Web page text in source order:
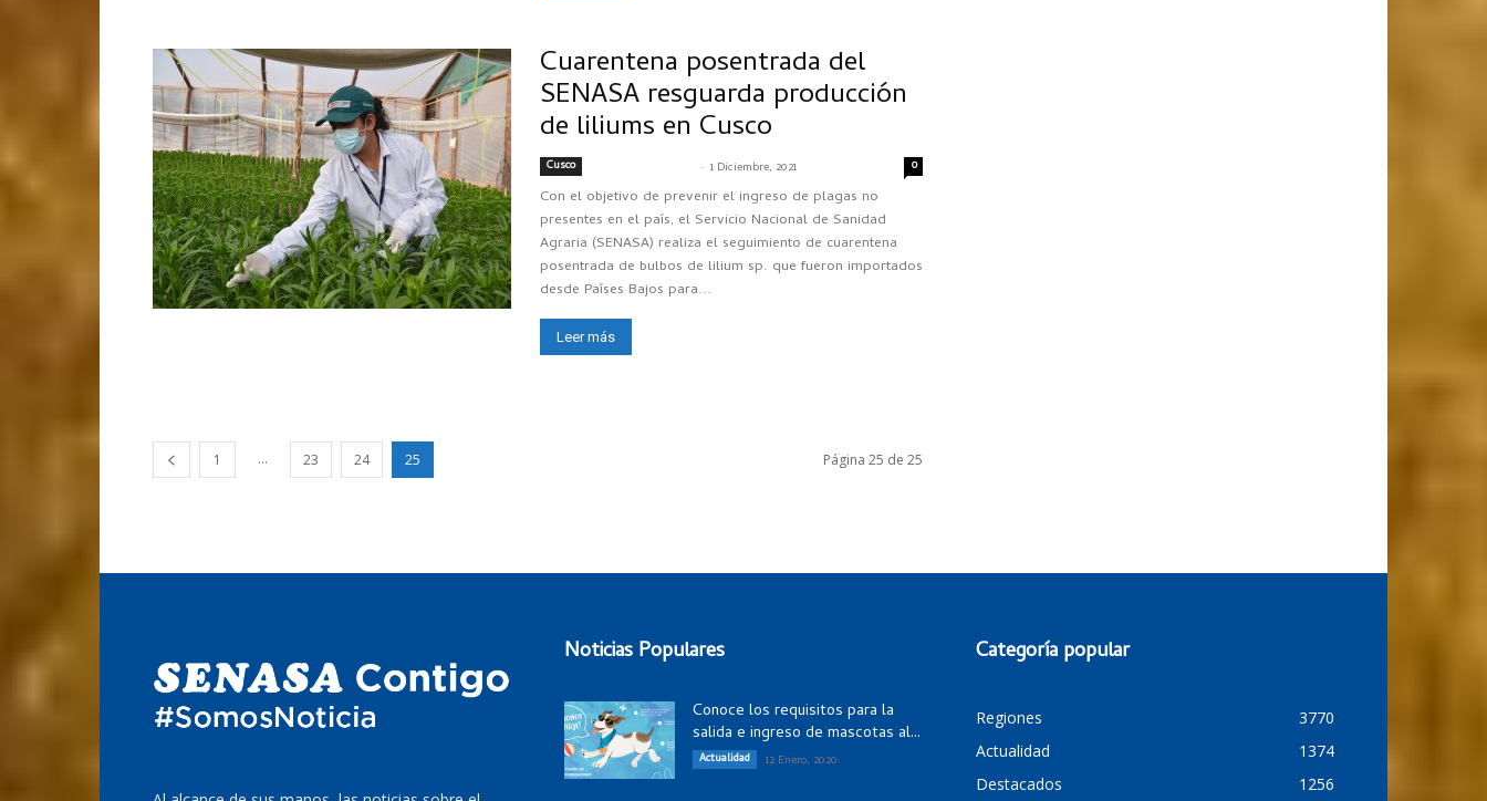
Cuarentena posentrada del
SENASA resguarda producción
de liliums en Cusco
Cusco - 1 Diciembre, 2021 0
Con el objetivo de prevenir el ingreso de plagas no
presentes en el país, el Servicio Nacional de Sanidad
Agraria (SENASA) realiza el seguimiento de cuarentena
posentrada de bulbos de lilium sp. que fueron importados
desde Países Bajos para...
Leer más
1 ... 23 24 25 Página 25 de 25
Noticias Populares
Conoce los requisitos para la
salida e ingreso de mascotas al...
Actualidad 12 Enero, 2020
Categoría popular
Regiones
3770
Actualidad
1374
Destacados
1256